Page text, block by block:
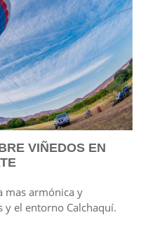
VIÑEDOS EN
mas armónica y
y el entorno Calchaquí.